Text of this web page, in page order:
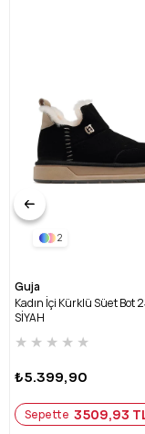
2
Guja
Kadın İçi Kürklü Süet Bot
SİYAH
★ ★ ★ ★ ★
₺5.399,90
Sepette 3509,93